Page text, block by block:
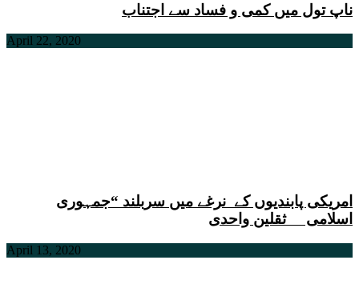
ناپ تول میں کمی و فساد سے اجتناب
April 22, 2020
امریکی پابندیوں کے نرغے میں سربلند “جمہوری
اسلامی ثقلین واحدی
April 13, 2020